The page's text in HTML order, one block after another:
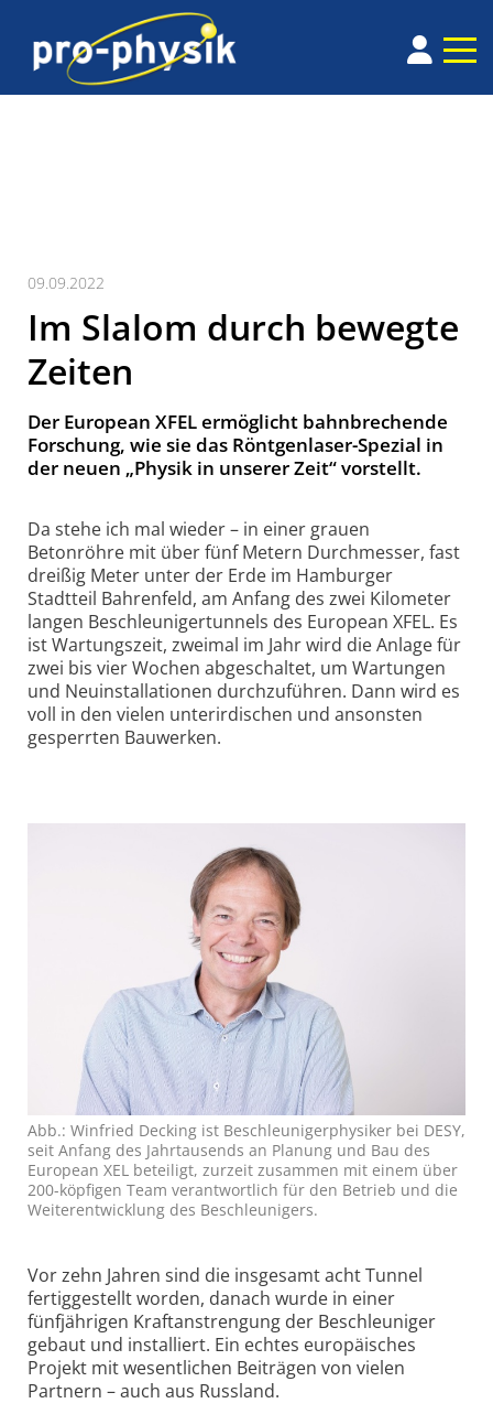
09.09.2022
Im Slalom durch bewegte
Zeiten
Der European XFEL ermöglicht bahnbrechende
Forschung, wie sie das Röntgenlaser-Spezial in
der neuen „Physik in unserer Zeit“ vorstellt.
Da stehe ich mal wieder – in einer grauen
Betonröhre mit über fünf Metern Durchmesser, fast
dreißig Meter unter der Erde im Hamburger
Stadtteil Bahrenfeld, am Anfang des zwei Kilometer
langen Beschleuniger­tunnels des European XFEL. Es
ist Wartungs­zeit, zweimal im Jahr wird die Anlage für
zwei bis vier Wochen abgeschaltet, um Wartungen
und Neuinstallationen durchzuführen. Dann wird es
voll in den vielen unterirdischen und ansonsten
gesperrten Bauwerken.
Abb.: Winfried Decking ist Beschleunigerphysiker bei DESY,
seit Anfang des Jahrtausends an Planung und Bau des
European XEL beteiligt, zurzeit zusammen mit einem über
200-köpfigen Team verantwortlich für den Betrieb und die
Weiterentwicklung des Beschleunigers.
Vor zehn Jahren sind die insgesamt acht Tunnel
fertiggestellt worden, danach wurde in einer
fünfjährigen Kraft­anstrengung der Beschleuniger
gebaut und installiert. Ein echtes europäisches
Projekt mit wesentlichen Beiträgen von vielen
Partnern – auch aus Russland.